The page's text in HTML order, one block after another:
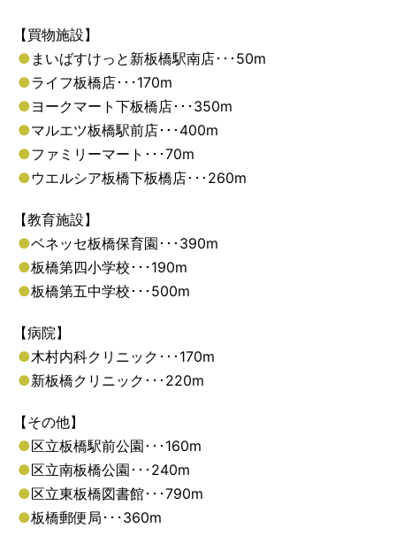
【買物施設】
● まいばすけっと新板橋駅南店･･･50m
●ライフ板橋店･･･170m
●ヨークマート下板橋店･･･350m
●マルエツ板橋駅前店･･･400m
●ファミリーマート･･･70m
●ウエルシア板橋下板橋店･･･260m
【教育施設】
●ベネッセ板橋保育園･･･390m
●板橋第四小学校･･･190m
●板橋第五中学校･･･500m
【病院】
●木村内科クリニック･･･170m
●新板橋クリニック･･･220m
【その他】
●区立板橋駅前公園･･･160m
●区立南板橋公園･･･240m
●区立東板橋図書館･･･790m
●板橋郵便局･･･360m